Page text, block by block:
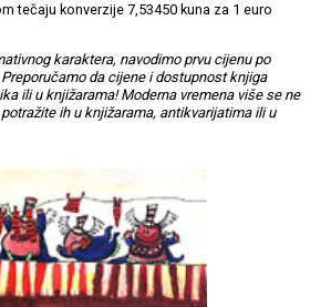
tečaju konverzije 7,53450 kuna za 1 euro
karaktera, navodimo prvu cijenu po
da cijene i dostupnost knjiga
ili u knjižarama! Moderna vremena više se ne
ih u knjižarama, antikvarijatima ili u